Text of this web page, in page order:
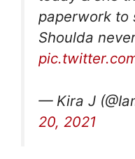
paperwork to
Shoulda
— Kira J
20, 2021